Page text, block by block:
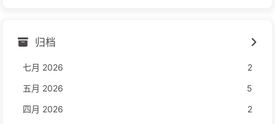
归档
七月 2026
2
五月 2026
5
四月 2026
2